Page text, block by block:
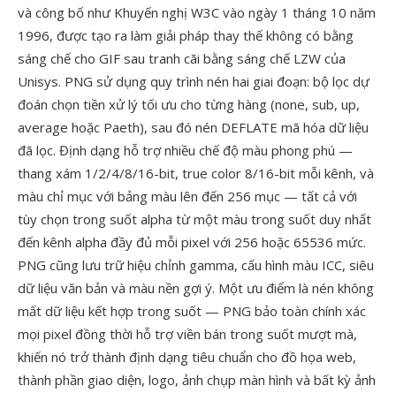
và công bố như Khuyến nghị W3C vào ngày 1 tháng 10 năm
1996, được tạo ra làm giải pháp thay thế không có bằng
sáng chế cho GIF sau tranh cãi bằng sáng chế LZW của
Unisys. PNG sử dụng quy trình nén hai giai đoạn: bộ lọc dự
đoán chọn tiền xử lý tối ưu cho từng hàng (none, sub, up,
average hoặc Paeth), sau đó nén DEFLATE mã hóa dữ liệu
đã lọc. Định dạng hỗ trợ nhiều chế độ màu phong phú —
thang xám 1/2/4/8/16-bit, true color 8/16-bit mỗi kênh, và
màu chỉ mục với bảng màu lên đến 256 mục — tất cả với
tùy chọn trong suốt alpha từ một màu trong suốt duy nhất
đến kênh alpha đầy đủ mỗi pixel với 256 hoặc 65536 mức.
PNG cũng lưu trữ hiệu chỉnh gamma, cấu hình màu ICC, siêu
dữ liệu văn bản và màu nền gợi ý. Một ưu điểm là nén không
mất dữ liệu kết hợp trong suốt — PNG bảo toàn chính xác
mọi pixel đồng thời hỗ trợ viền bán trong suốt mượt mà,
khiến nó trở thành định dạng tiêu chuẩn cho đồ họa web,
thành phần giao diện, logo, ảnh chụp màn hình và bất kỳ ảnh